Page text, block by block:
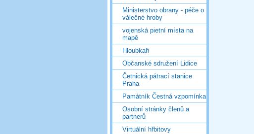
Ministerstvo obrany - péče o
válečné hroby
vojenská pietní místa na
mapě
Hloubkaři
Občanské sdružení Lidice
Četnická pátrací stanice
Praha
Památník Čestná vzpomínka
Osobní stránky členů a
partnerů
Virtuální hřbitovy